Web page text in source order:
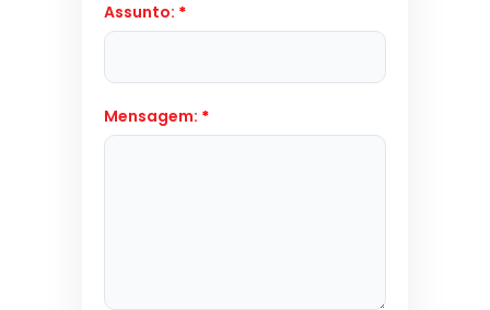
Assunto: *
Mensagem: *